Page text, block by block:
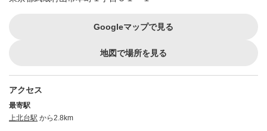
Googleマップで見る
地図で場所を見る
アクセス
最寄駅
上北台駅 から2.8km